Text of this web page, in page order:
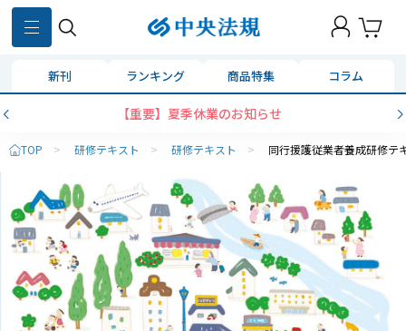
新刊 ランキング 商品特集 コラム
【重要】夏季休業のお知らせ
TOP > 研修テキスト > 研修テキスト > 同行援護従業者養成研修